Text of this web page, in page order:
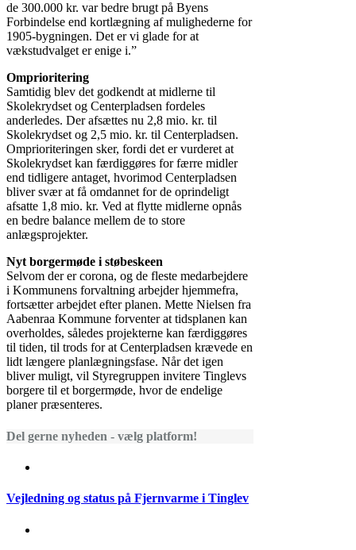
de 300.000 kr. var bedre brugt på Byens
Forbindelse end kortlægning af mulighederne for
1905-bygningen. Det er vi glade for at
vækstudvalget er enige i.”
Omprioritering
Samtidig blev det godkendt at midlerne til
Skolekrydset og Centerpladsen fordeles
anderledes. Der afsættes nu 2,8 mio. kr. til
Skolekrydset og 2,5 mio. kr. til Centerpladsen.
Omprioriteringen sker, fordi det er vurderet at
Skolekrydset kan færdiggøres for færre midler
end tidligere antaget, hvorimod Centerpladsen
bliver svær at få omdannet for de oprindeligt
afsatte 1,8 mio. kr. Ved at flytte midlerne opnås
en bedre balance mellem de to store
anlægsprojekter.
Nyt borgermøde i støbeskeen
Selvom der er corona, og de fleste medarbejdere
i Kommunens forvaltning arbejder hjemmefra,
fortsætter arbejdet efter planen. Mette Nielsen fra
Aabenraa Kommune forventer at tidsplanen kan
overholdes, således projekterne kan færdiggøres
til tiden, til trods for at Centerpladsen krævede en
lidt længere planlægningsfase. Når det igen
bliver muligt, vil Styregruppen invitere Tinglevs
borgere til et borgermøde, hvor de endelige
planer præsenteres.
Del gerne nyheden - vælg platform!
Vejledning og status på Fjernvarme i Tinglev